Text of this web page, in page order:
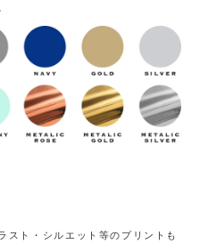
スト・シルエット等のプリントも